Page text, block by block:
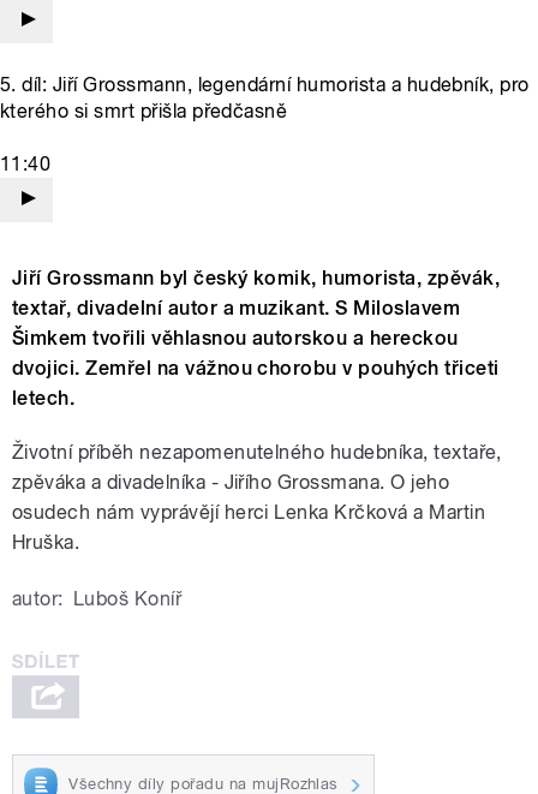
5. díl: Jiří Grossmann, legendární humorista a hudebník, pro
kterého si smrt přišla předčasně
11:40
Jiří Grossmann byl český komik, humorista, zpěvák,
textař, divadelní autor a muzikant. S Miloslavem
Šimkem tvořili věhlasnou autorskou a hereckou
dvojici. Zemřel na vážnou chorobu v pouhých třiceti
letech.
Životní příběh nezapomenutelného hudebníka, textaře,
zpěváka a divadelníka - Jiřího Grossmana. O jeho
osudech nám vyprávějí herci Lenka Krčková a Martin
Hruška.
autor: Luboš Koníř
Všechny díly pořadu na mujRozhlas